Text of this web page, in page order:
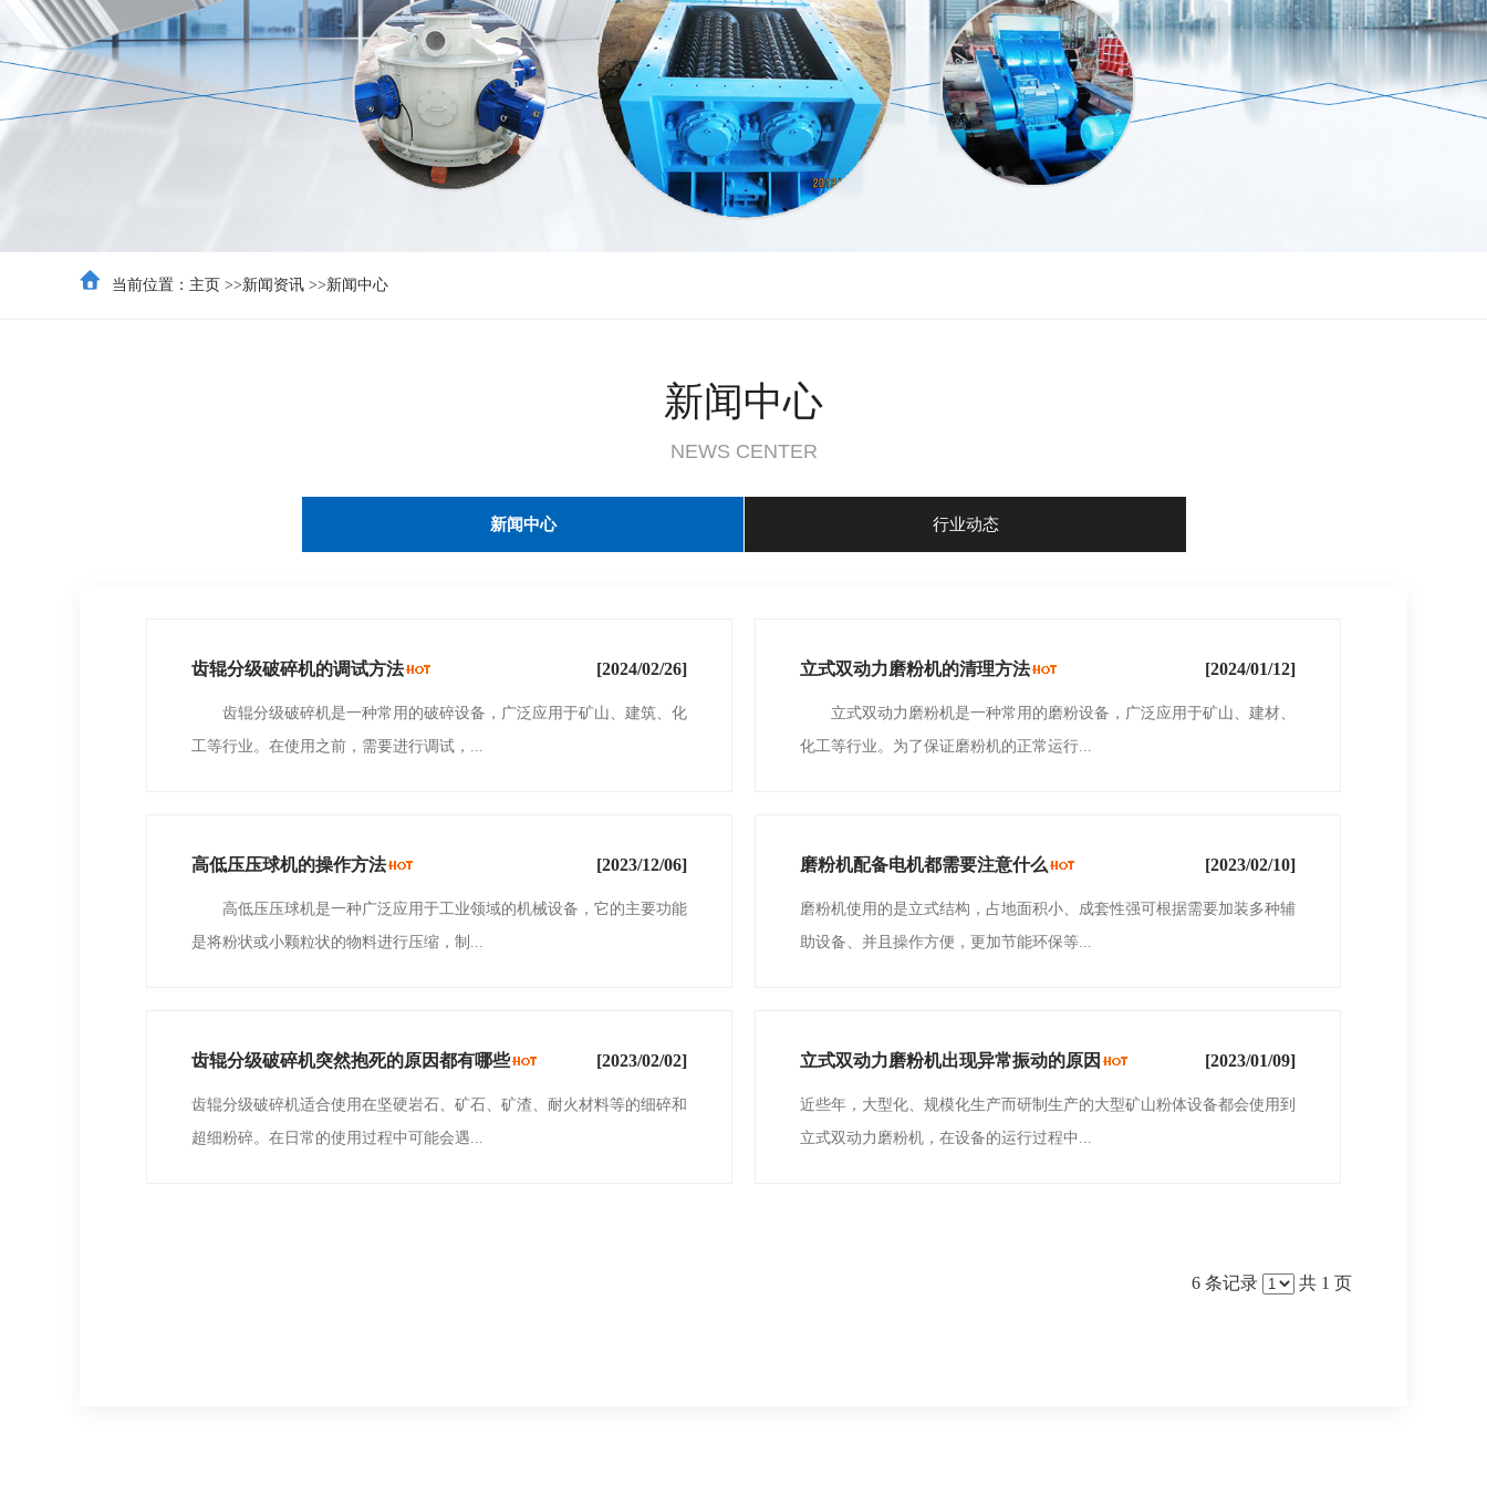
当前位置： 主页 >>新闻资讯 >>新闻中心
新闻中心
NEWS CENTER
新闻中心 行业动态
齿辊分级破碎机的调试方法 [2024/02/26]
齿辊分级破碎机是一种常用的破碎设备，广泛应用于矿山、建筑、化
工等行业。在使用之前，需要进行调试，...
立式双动力磨粉机的清理方法 [2024/01/12]
立式双动力磨粉机是一种常用的磨粉设备，广泛应用于矿山、建材、
化工等行业。为了保证磨粉机的正常运行...
高低压压球机的操作方法 [2023/12/06]
高低压压球机是一种广泛应用于工业领域的机械设备，它的主要功能
是将粉状或小颗粒状的物料进行压缩，制...
磨粉机配备电机都需要注意什么 [2023/02/10]
磨粉机使用的是立式结构，占地面积小、成套性强可根据需要加装多种辅
助设备、并且操作方便，更加节能环保等...
齿辊分级破碎机突然抱死的原因都有哪些 [2023/02/02]
齿辊分级破碎机适合使用在坚硬岩石、矿石、矿渣、耐火材料等的细碎和
超细粉碎。在日常的使用过程中可能会遇...
立式双动力磨粉机出现异常振动的原因 [2023/01/09]
近些年，大型化、规模化生产而研制生产的大型矿山粉体设备都会使用到
立式双动力磨粉机，在设备的运行过程中...
6 条记录 共 1 页